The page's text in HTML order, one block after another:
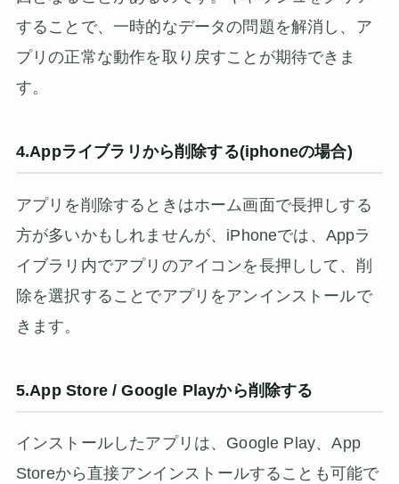
することで、一時的なデータの問題を解消し、ア
プリの正常な動作を取り戻すことが期待できま
す。
4.Appライブラリから削除する(iphoneの場合)
アプリを削除するときはホーム画面で長押しする
方が多いかもしれませんが、iPhoneでは、Appラ
イブラリ内でアプリのアイコンを長押しして、削
除を選択することでアプリをアンインストールで
きます。
5.App Store / Google Playから削除する
インストールしたアプリは、Google Play、App
Storeから直接アンインストールすることも可能で